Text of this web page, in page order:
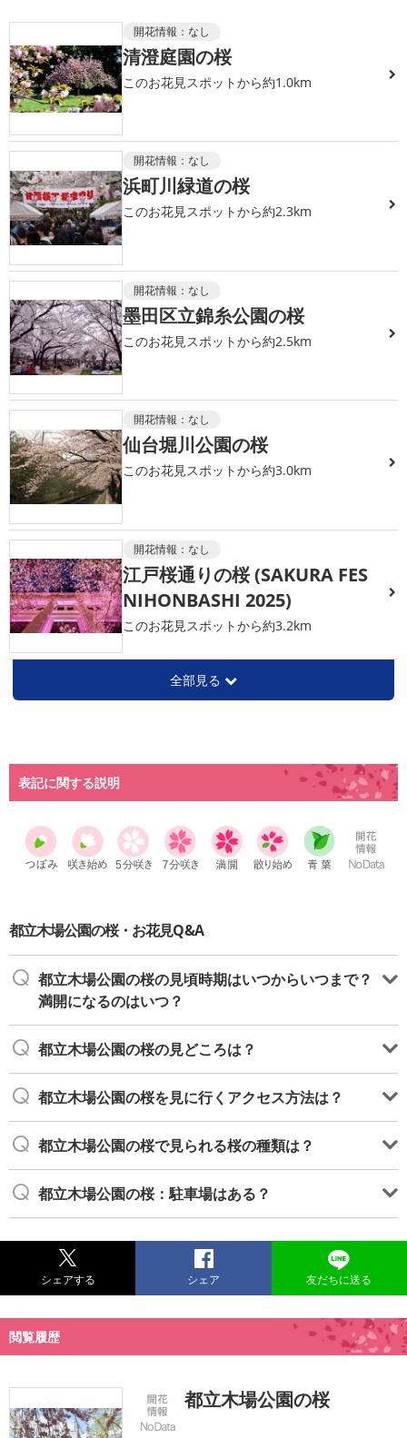
開花情報： なし
清澄庭園の桜
このお花見スポットから約1.0km
開花情報： なし
浜町川緑道の桜
このお花見スポットから約2.3km
開花情報： なし
墨田区立錦糸公園の桜
このお花見スポットから約2.5km
開花情報： なし
仙台堀川公園の桜
このお花見スポットから約3.0km
開花情報： なし
江戸桜通りの桜 (SAKURA FES
NIHONBASHI 2025)
このお花見スポットから約3.2km
全部見る
表記に関する説明
都立木場公園の桜・お花見Q&A
都立木場公園の桜の見頃時期はいつからいつまで？
満開になるのはいつ？
都立木場公園の桜の見どころは？
都立木場公園の桜を見に行くアクセス方法は？
都立木場公園の桜で見られる桜の種類は？
都立木場公園の桜：駐車場はある？
シェアする シェア 友だちに送る
閲覧履歴
都立木場公園の桜